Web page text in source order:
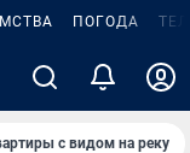
ПОГОДА
с видом на реку